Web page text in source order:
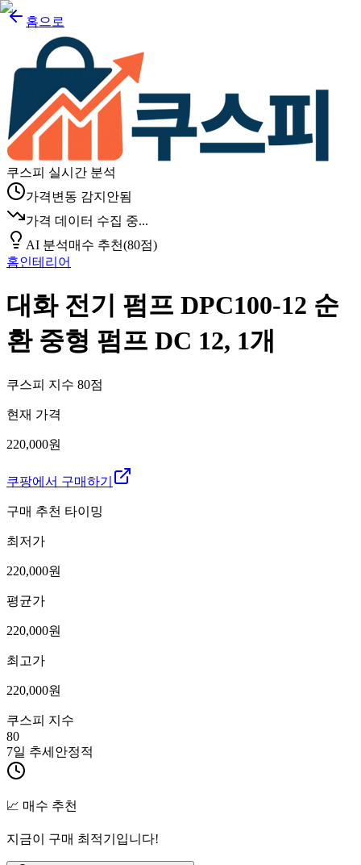
홈으로
쿠스피 실시간 분석
가격변동 감지안됨
가격 데이터 수집 중...
AI 분석매수 추천(80점)
홈인테리어
대화 전기 펌프 DPC100-12 순
환 중형 펌프 DC 12, 1개
쿠스피 지수 80점
현재 가격
220,000원
쿠팡에서 구매하기
구매 추천 타이밍
최저가
220,000원
평균가
220,000원
최고가
220,000원
쿠스피 지수
80
7일 추세 안정적
📈 매수 추천
지금이 구매 최적기입니다!